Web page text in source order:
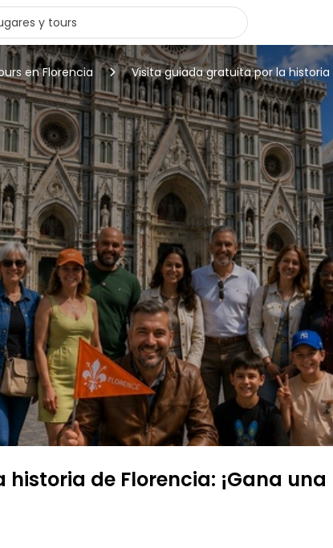
en Florencia Visita guiada gratuita por la
de Florencia: ¡Gana una